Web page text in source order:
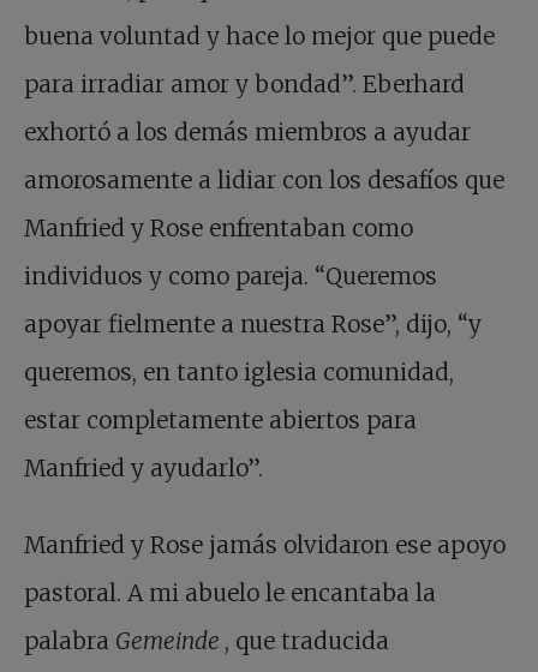
buena voluntad y hace lo mejor que puede
para irradiar amor y bondad”. Eberhard
exhortó a los demás miembros a ayudar
amorosamente a lidiar con los desafíos que
Manfried y Rose enfrentaban como
individuos y como pareja. “Queremos
apoyar fielmente a nuestra Rose”, dijo, “y
queremos, en tanto iglesia comunidad,
estar completamente abiertos para
Manfried y ayudarlo”.
Manfried y Rose jamás olvidaron ese apoyo
pastoral. A mi abuelo le encantaba la
palabra Gemeinde , que traducida